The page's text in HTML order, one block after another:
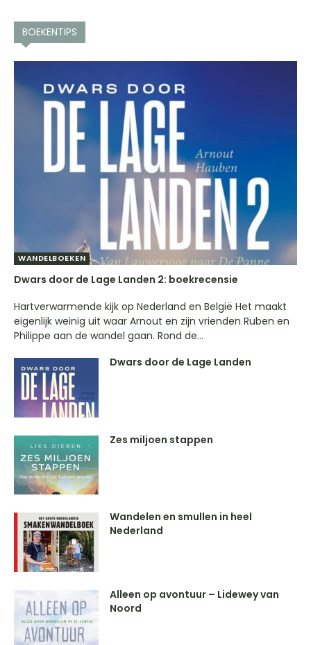
BOEKENTIPS
WANDELBOEKEN
Dwars door de Lage Landen 2: boekrecensie
Hartverwarmende kijk op Nederland en België Het maakt
eigenlijk weinig uit waar Arnout en zijn vrienden Ruben en
Philippe aan de wandel gaan. Rond de...
Dwars door de Lage Landen
Zes miljoen stappen
Wandelen en smullen in heel
Nederland
Alleen op avontuur – Lidewey van
Noord